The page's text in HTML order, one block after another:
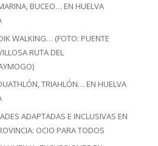
BUCEO… EN HUELVA
WALKING… (FOTO: PUENTE
RUTA DEL
TRIAHLÓN… EN HUELVA
ADAPTADAS E INCLUSIVAS EN
OCIO PARA TODOS